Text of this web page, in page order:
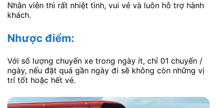
Nhân viên thì rất nhiệt tình, vui vẻ và luôn hỗ trợ hành
khách.
Nhược điểm:
Với số lượng chuyến xe trong ngày ít, chỉ 01 chuyến /
ngày, nếu đặt quá gần ngày đi sẽ không còn những vị
trí tốt hoặc hết vé.